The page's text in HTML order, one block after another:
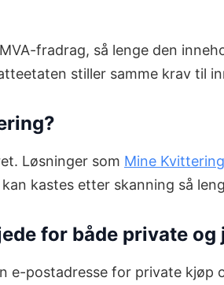
fradrag, så lenge den
stiller samme krav til
Løsninger som Mine
kastes etter skanning så
for både private og
e-postadresse for private